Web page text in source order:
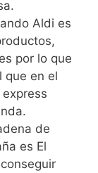
Aldi es
por lo que
que en el
de
es El